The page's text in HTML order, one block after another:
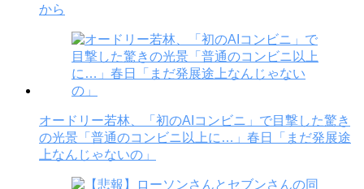
から
オードリー若林、「初のAIコンビニ」で目撃した驚き
の光景「普通のコンビニ以上に…」春日「まだ発展途
上なんじゃないの」